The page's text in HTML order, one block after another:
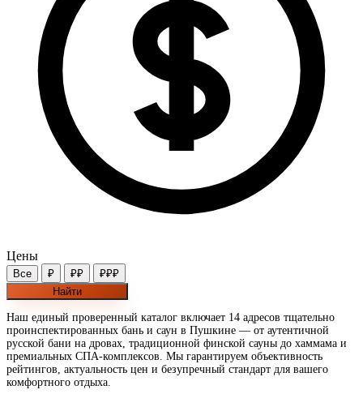
Цены
Все ₽ ₽₽
₽₽₽
Найти
Наш единый проверенный каталог включает 14 адресов тщательно
проинспектированных бань и саун в Пушкине — от аутентичной
русской бани на дровах, традиционной финской сауны до хаммама и
премиальных СПА-комплексов. Мы гарантируем объективность
рейтингов, актуальность цен и безупречный стандарт для вашего
комфортного отдыха.